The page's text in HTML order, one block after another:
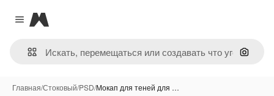
Close menu
Magnific
Поиск
Главная/Стоковый/PSD/Мокап для теней для …